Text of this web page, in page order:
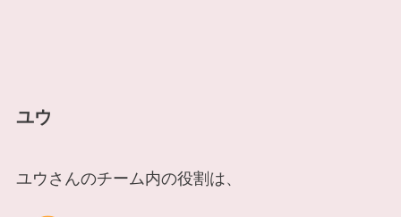
ユウ
ユウさんのチーム内の役割は、